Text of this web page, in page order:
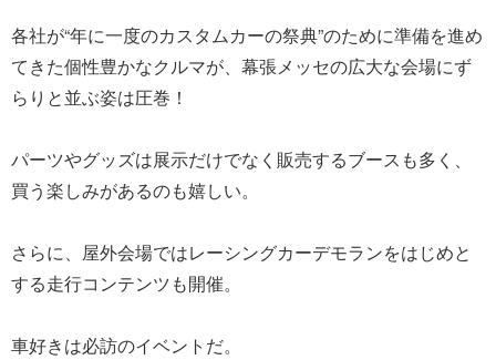
各社が“年に一度のカスタムカーの祭典”のために準備を進め
てきた個性豊かなクルマが、幕張メッセの広大な会場にず
らりと並ぶ姿は圧巻！
パーツやグッズは展示だけでなく販売するブースも多く、
買う楽しみがあるのも嬉しい。
さらに、屋外会場ではレーシングカーデモランをはじめと
する走行コンテンツも開催。
車好きは必訪のイベントだ。